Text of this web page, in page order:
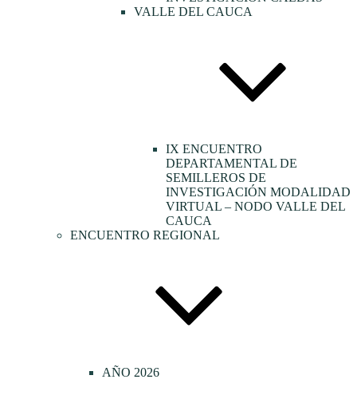
VALLE DEL CAUCA
IX ENCUENTRO
DEPARTAMENTAL DE
SEMILLEROS DE
INVESTIGACIÓN MODALIDAD
VIRTUAL – NODO VALLE DEL
CAUCA
ENCUENTRO REGIONAL
AÑO 2026